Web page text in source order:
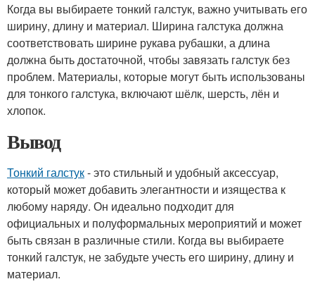
Когда вы выбираете тонкий галстук, важно учитывать его
ширину, длину и материал. Ширина галстука должна
соответствовать ширине рукава рубашки, а длина
должна быть достаточной, чтобы завязать галстук без
проблем. Материалы, которые могут быть использованы
для тонкого галстука, включают шёлк, шерсть, лён и
хлопок.
Вывод
Тонкий галстук- это стильный и удобный аксессуар,
который может добавить элегантности и изящества к
любому наряду. Он идеально подходит для
официальных и полуформальных мероприятий и может
быть связан в различные стили. Когда вы выбираете
тонкий галстук, не забудьте учесть его ширину, длину и
материал.